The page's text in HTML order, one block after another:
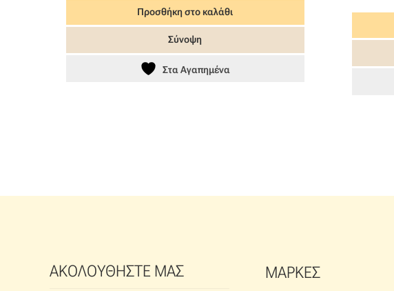
was:
19,50 €.
τιμή
είναι:
15,60 €.
Προσθήκη στο καλάθι
Σύνοψη
Στα Αγαπημένα
ΑΚΟΛΟΥΘΗΣΤΕ ΜΑΣ ΜΑΡΚΕΣ